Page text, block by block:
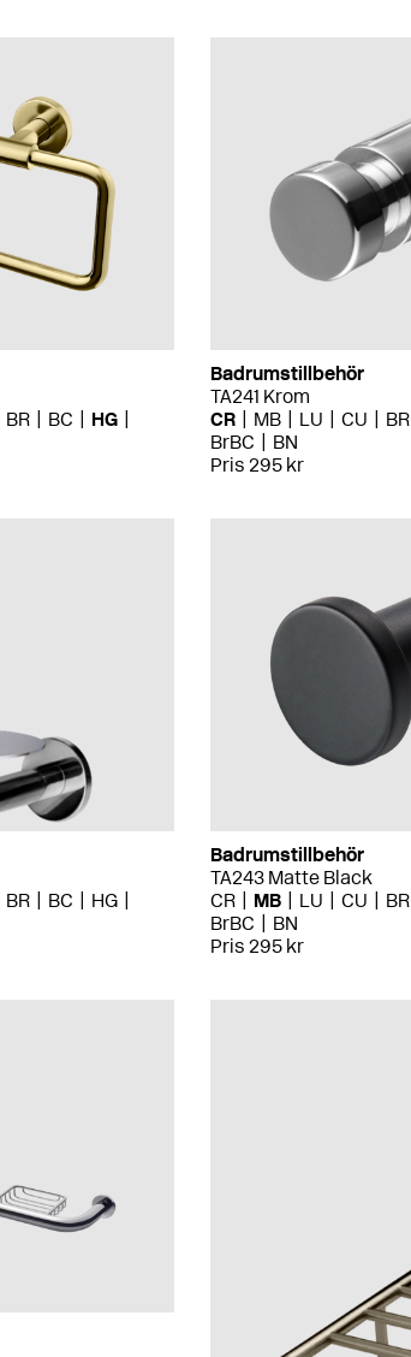
BR BC
HG
Badrumstillbehör
TA241 Krom
CR
MB LU CU BR
BrBC
BN
Pris 295 kr
BR BC
HG
Badrumstillbehör
TA243 Matte Black
CR
MB LU CU BR
BrBC
BN
Pris 295 kr